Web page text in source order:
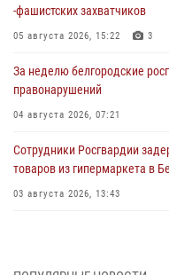
‑фашистских захватчиков
05 августа 2026, 15:22 3
За неделю белгородские
правонарушений
04 августа 2026, 07:21
Сотрудники Росгвардии
товаров из гипермаркета в
03 августа 2026, 13:43
03 августа 2026, 11:45 5